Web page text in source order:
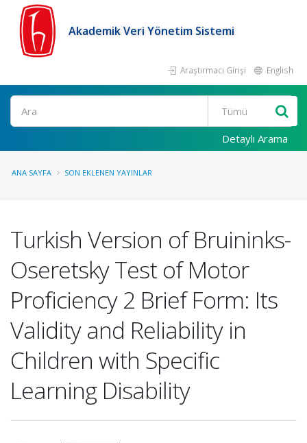
Akademik Veri Yönetim Sistemi
Araştırmacı Girişi English
Ara
Detaylı Arama
ANA SAYFA SON EKLENEN YAYINLAR
Turkish Version of Bruininks-
Oseretsky Test of Motor
Proficiency 2 Brief Form: Its
Validity and Reliability in
Children with Specific
Learning Disability